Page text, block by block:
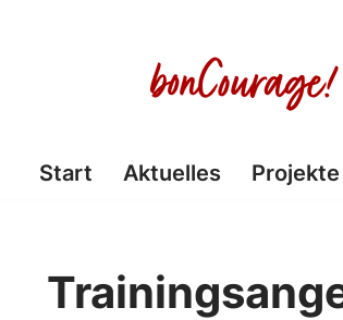
Start Aktuelles Projekte